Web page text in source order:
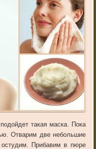
такая маска. Пока
Отварим две небольшие
остудим. Прибавим в пюре